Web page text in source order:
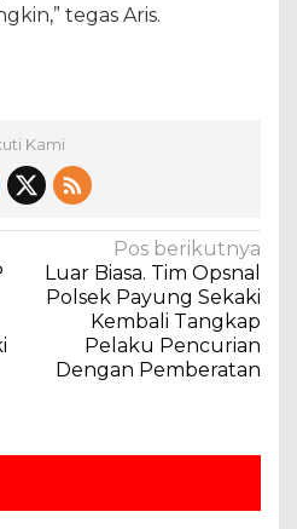
tegas Aris.
Kami
Pos berikutnya
Luar Biasa. Tim Opsnal
Polsek Payung Sekaki
Kembali Tangkap
Pelaku Pencurian
Dengan Pemberatan